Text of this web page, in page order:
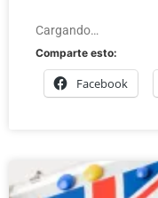
Cargando…
Comparte esto:
Facebook